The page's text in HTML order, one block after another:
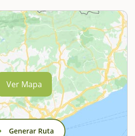
Generar Ruta
Ver Mapa